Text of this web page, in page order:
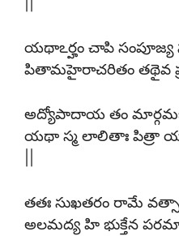
యథాఽర్హం చాపి
పితామహైరాచరితం తథైవ
అద్యోపాదాయ తం
యథా స్మ లాలితాః పిత్రా
తతః సుఖతరం రామే
అలమద్య హి భుక్తేన